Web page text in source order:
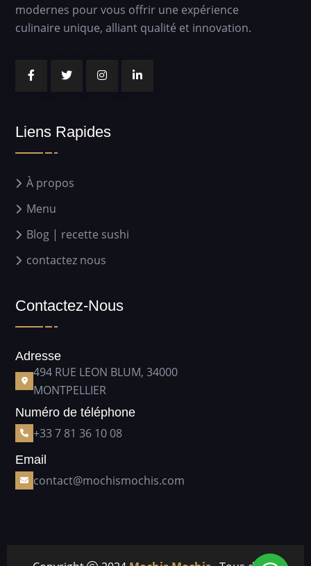
modernes pour vous offrir une expérience
culinaire unique, alliant qualité et innovation.
Liens Rapides
À propos
Menu
Blog | recette sushi
contactez nous
Contactez-Nous
Adresse
494 RUE LEON BLUM, 34000
MONTPELLIER
Numéro de téléphone
+33 7 81 36 10 08
Email
contact@mochismochis.com